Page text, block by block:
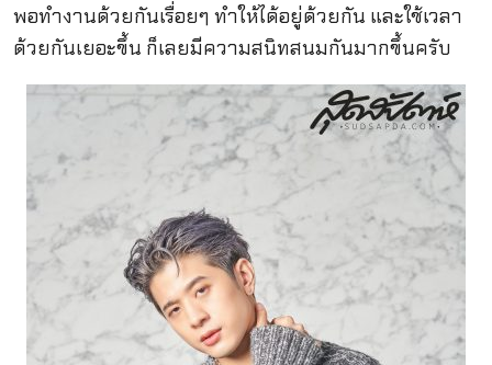
พอทำงานด้วยกันเรื่อยๆ ทำให้ได้อยู่ด้วยกัน และใช้เวลา
ด้วยกันเยอะขึ้น ก็เลยมีความสนิทสนมกันมากขึ้นครับ